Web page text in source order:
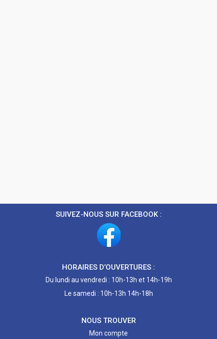
SUIVEZ-NOUS SUR FACEBOOK :
HORAIRES D’OUVERTURES :
Du lundi au vendredi : 10h-13h et 14h-19h
Le samedi : 10h-13h 14h-18h
NOUS TROUVER
Mon compte